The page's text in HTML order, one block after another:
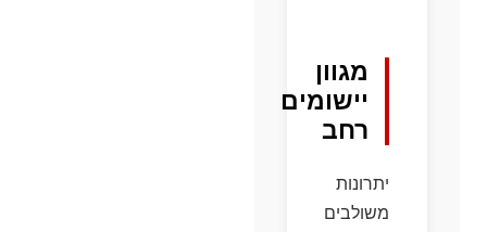
מגוון
יישומים
רחב
יתרונות
משולבים